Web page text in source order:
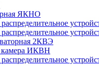
ЯКНО
2КВЭ
камера ИКВН